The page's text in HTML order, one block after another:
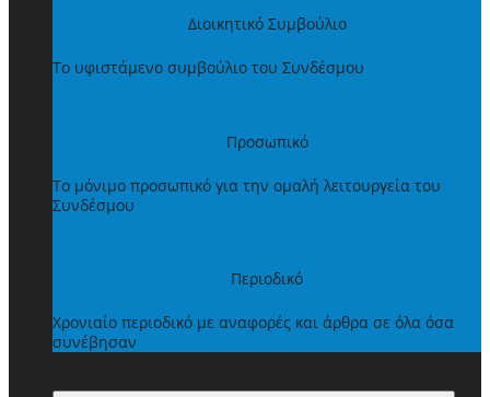
Διοικητικό Συμβούλιο
Το υφιστάμενο συμβούλιο του Συνδέσμου
Προσωπικό
Το μόνιμο προσωπικό για την ομαλή λειτουργεία του
Συνδέσμου
Περιοδικό
Χρονιαίο περιοδικό με αναφορές και άρθρα σε όλα όσα
συνέβησαν